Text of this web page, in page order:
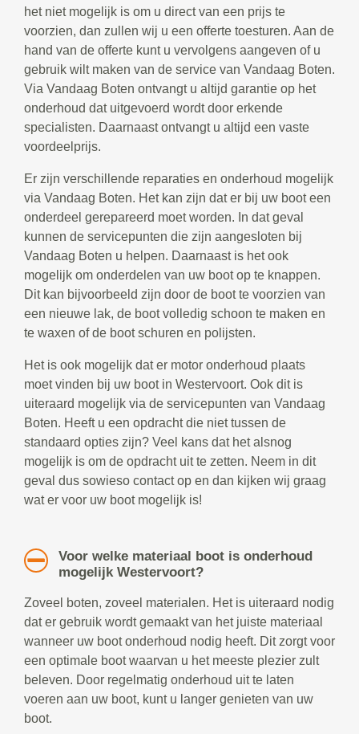
het niet mogelijk is om u direct van een prijs te
voorzien, dan zullen wij u een offerte toesturen. Aan de
hand van de offerte kunt u vervolgens aangeven of u
gebruik wilt maken van de service van Vandaag Boten.
Via Vandaag Boten ontvangt u altijd garantie op het
onderhoud dat uitgevoerd wordt door erkende
specialisten. Daarnaast ontvangt u altijd een vaste
voordeelprijs.
Er zijn verschillende reparaties en onderhoud mogelijk
via Vandaag Boten. Het kan zijn dat er bij uw boot een
onderdeel gerepareerd moet worden. In dat geval
kunnen de servicepunten die zijn aangesloten bij
Vandaag Boten u helpen. Daarnaast is het ook
mogelijk om onderdelen van uw boot op te knappen.
Dit kan bijvoorbeeld zijn door de boot te voorzien van
een nieuwe lak, de boot volledig schoon te maken en
te waxen of de boot schuren en polijsten.
Het is ook mogelijk dat er motor onderhoud plaats
moet vinden bij uw boot in Westervoort. Ook dit is
uiteraard mogelijk via de servicepunten van Vandaag
Boten. Heeft u een opdracht die niet tussen de
standaard opties zijn? Veel kans dat het alsnog
mogelijk is om de opdracht uit te zetten. Neem in dit
geval dus sowieso contact op en dan kijken wij graag
wat er voor uw boot mogelijk is!
Voor welke materiaal boot is onderhoud
mogelijk Westervoort?
Zoveel boten, zoveel materialen. Het is uiteraard nodig
dat er gebruik wordt gemaakt van het juiste materiaal
wanneer uw boot onderhoud nodig heeft. Dit zorgt voor
een optimale boot waarvan u het meeste plezier zult
beleven. Door regelmatig onderhoud uit te laten
voeren aan uw boot, kunt u langer genieten van uw
boot.